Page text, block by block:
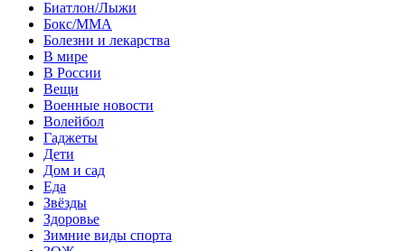
Биатлон/Лыжи
Бокс/MMA
Болезни и лекарства
В мире
В России
Вещи
Военные новости
Волейбол
Гаджеты
Дети
Дом и сад
Еда
Звёзды
Здоровье
Зимние виды спорта